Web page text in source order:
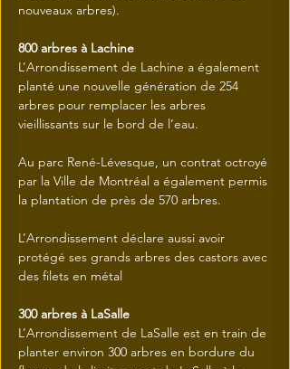
nouveaux arbres).
800 arbres à Lachine
L’Arrondissement de Lachine a également
planté une nouvelle génération de 254
arbres pour remplacer les arbres
vieillissants sur le bord de l’eau.
Au parc René-Lévesque, un contrat octroyé
par la Ville de Montréal a également permis
la plantation de près de 570 arbres.
L’Arrondissement déclare aussi avoir
protégé ses grands arbres des castors avec
des filets en métal
300 arbres à LaSalle
L’Arrondissement de LaSalle est en train de
planter environ 300 arbres en bordure du